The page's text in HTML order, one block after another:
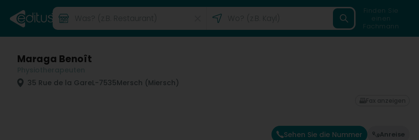
Finden Sie
einen
Fachmann
Maraga Benoît
35 Rue de la GareL-7535Mersch (Miersch)
Sehen Sie die Nummer Anreise
Fax anzeigen